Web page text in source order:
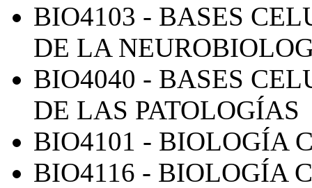
BIO4103 - BASES
DE LA
BIO4040 - BASES
DE LAS PATOLOGÍAS
BIO4101 - BIOLOGÍA
BIO4116 - BIOLOGÍA